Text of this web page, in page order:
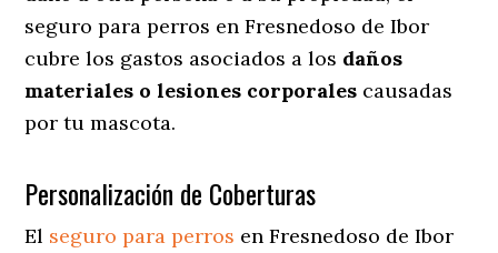
seguro para perros en Fresnedoso de Ibor
cubre los gastos asociados a los daños
materiales o lesiones corporales causadas
por tu mascota.
Personalización de Coberturas
El seguro para perros en Fresnedoso de Ibor